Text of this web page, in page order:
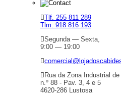
Tlf. 255 811 289
Tlm. 918 816 193
Segunda — Sexta,
9:00 — 19:00
Rua da Zona Industrial
n.º 88 - Pav. 3, 4 e 5
4620-286 Lustosa